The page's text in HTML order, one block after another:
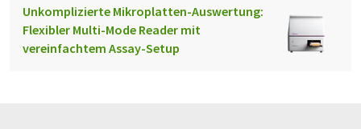
und langfristige Rahmenbedingungen für unsere Mitarbeiter
sowie alle involvierten Stakeholder.
Unkomplizierte Mikroplatten-Auswertung:
Flexibler Multi-Mode Reader mit
vereinfachtem Assay-Setup